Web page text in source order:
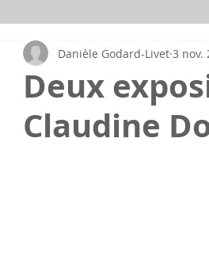
histoire familiale
Deux
Claudine
Danièle Godard-Livet 3 nov.